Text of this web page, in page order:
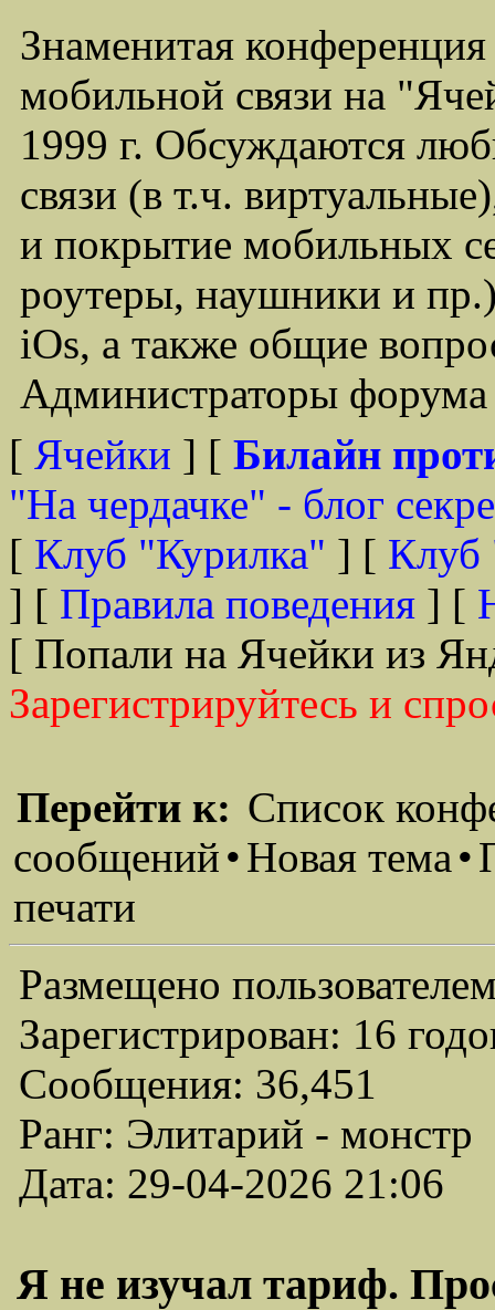
Знаменитая
мобильной связи на
1999 г. Обсуждаются
связи (в т.ч.
и покрытие мобильных
роутеры, наушники и
iOs, а также общие
Администраторы
[ Ячейки ] [ Билайн
"На чердачке" - блог
[ Клуб "Курилка" ] [ Клуб
] [ Правила поведения ] [
[ Попали на Ячейки из
Зарегистрируйтесь и
Перейти к: Список
сообщений•Новая тема•
печати
Размещено
Зарегистрирован: 16
Сообщения: 36,451
Ранг: Элитарий - монстр
Дата: 29-04-2026 21:06
Я не изучал тариф.